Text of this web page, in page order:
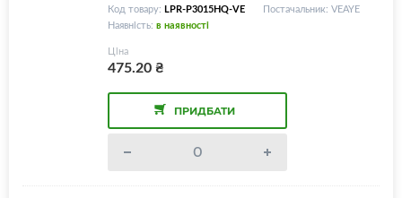
Код товару: LPR-P3015HQ-VE
Постачальник: VEAYE
Наявність: в наявності
Ціна
475.20₴
ПРИДБАТИ